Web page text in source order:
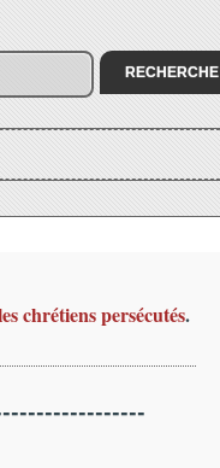
chrétiens persécutés.